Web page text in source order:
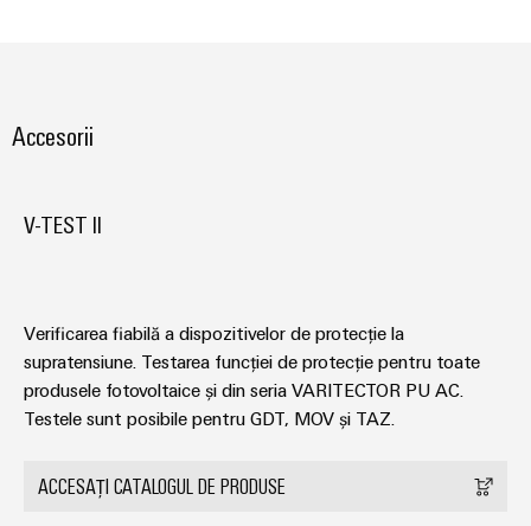
Accesorii
V-TEST II
Verificarea fiabilă a dispozitivelor de protecție la
supratensiune. Testarea funcției de protecție pentru toate
produsele fotovoltaice și din seria VARITECTOR PU AC.
Testele sunt posibile pentru GDT, MOV și TAZ.
ACCESAȚI CATALOGUL DE PRODUSE